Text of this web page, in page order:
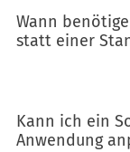
Wann
statt einer
Kann ich ein
Anwendung